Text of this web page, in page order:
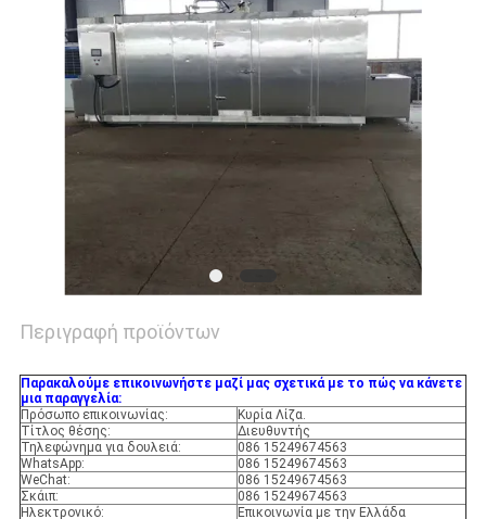
PRIVACY
POLICY
Περιγραφή προϊόντων
Παρακαλούμε επικοινωνήστε μαζί μας σχετικά με το πώς να κάνετε
μια παραγγελία:
Πρόσωπο επικοινωνίας:
Κυρία Λίζα.
Τίτλος θέσης:
Διευθυντής
Τηλεφώνημα για δουλειά:
086 15249674563
WhatsApp:
086 15249674563
WeChat:
086 15249674563
Σκάιπ:
086 15249674563
Ηλεκτρονικό:
Επικοινωνία με την Ελλάδα